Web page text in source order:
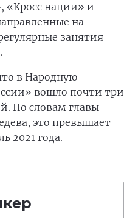
«Кросс нации» и
на
занятия
в Народную
вошло почти три
По словам главы
это превышает
2021 года.